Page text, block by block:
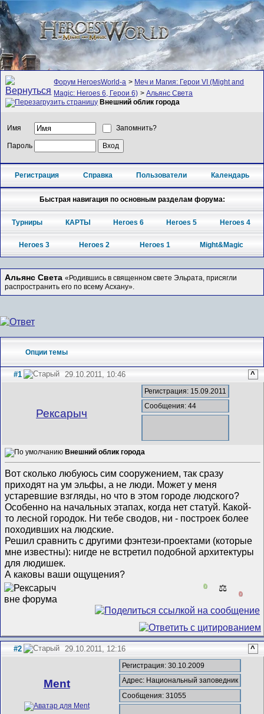
Форум HeroesWorld-а > Меч и Магия: Герои VI (Might and
Magic: Heroes 6, Герои 6) >Альянс Света
Внешний облик города
Имя Запомнить?
Пароль
Регистрация Справка Пользователи Календарь
Быстрая навигация по основным разделам форума:
Турниры КАРТЫ Heroes 6 Heroes 5 Heroes 4
Heroes 3 Heroes 2 Heroes 1 Might&Magic
Альянс Света «Родившись в священном свете Эльрата, присягли
распространить его по всему Асхану».
Опции темы
#1 29.10.2011, 10:46 ^
Рексарыч
Регистрация: 15.09.2011
Сообщения: 44
Внешний облик города
Вот сколько любуюсь сим сооружением, так сразу
приходят на ум эльфы, а не люди. Может у меня
устаревшие взгляды, но что в этом городе людского?
Особенно на начальных этапах, когда нет статуй. Какой-
то лесной городок. Ни тебе сводов, ни - построек более
походивших на людские.
Решил сравнить с другими фэнтези-проектами (которые
мне известны): нигде не встретил подобной архитектуры
для людишек.
А каковы ваши ощущения?
0 ⚖️
0
#2 29.10.2011, 12:16 ^
Ment
Регистрация: 30.10.2009
Адрес: Национальный заповедник
Сообщения: 31055